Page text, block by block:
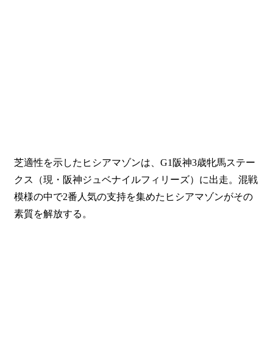
芝適性を示したヒシアマゾンは、G1阪神3歳牝馬ステー
クス（現・阪神ジュベナイルフィリーズ）に出走。混戦
模様の中で2番人気の支持を集めたヒシアマゾンがその
素質を解放する。